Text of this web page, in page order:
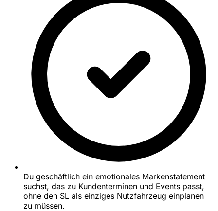
Du geschäftlich ein emotionales Markenstatement
suchst, das zu Kundenterminen und Events passt,
ohne den SL als einziges Nutzfahrzeug einplanen
zu müssen.